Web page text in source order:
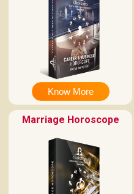
Know More
Marriage Horoscope